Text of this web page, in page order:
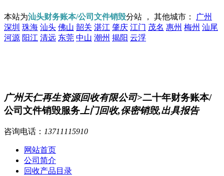
本站为汕头财务账本/公司文件销毁分站 ， 其他城市：
广州
深圳 珠海 汕头 佛山 韶关 湛江 肇庆 江门 茂名 惠州 梅州 汕尾
河源 阳江 清远 东莞 中山 潮州 揭阳 云浮
广州天仁再生资源回收有限公司>二十年财务账本/
公司文件销毁服务 上门回收,保密销毁,出具报告
咨询电话： 13711115910
网站首页
公司简介
回收产品目录